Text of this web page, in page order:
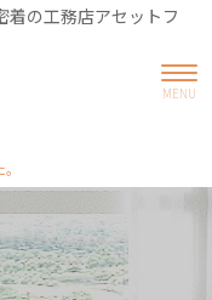
着の工務店アセットフ